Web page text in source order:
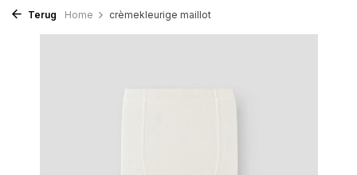
Terug Home crèmekleurige maillot